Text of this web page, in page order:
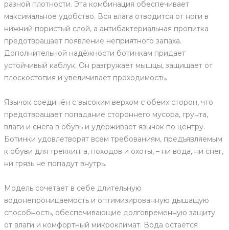
разной плотности. Эта комбинация обеспечивает
максимальное удобство. Вся влага отводится от ноги в
нижний пористый слой, а антибактериальная пропитка
предотвращает появление неприятного запаха.
Дополнительной надёжности ботинкам придает
устойчивый каблук. Он разгружает мышцы, защищает от
плоскостопия и увеличивает проходимость.
Язычок соединён с высоким верхом с обеих сторон, что
предотвращает попадание стороннего мусора, грунта,
влаги и снега в обувь и удерживает язычок по центру.
Ботинки удовлетворят всем требованиям, предъявляемым
к обуви для треккинга, походов и охоты, – ни вода, ни снег,
ни грязь не попадут внутрь.
Модель сочетает в себе длительную
водонепроницаемость и оптимизированную дышащую
способность, обеспечивающие долговременную защиту
от влаги и комфортный микроклимат. Вода остаётся